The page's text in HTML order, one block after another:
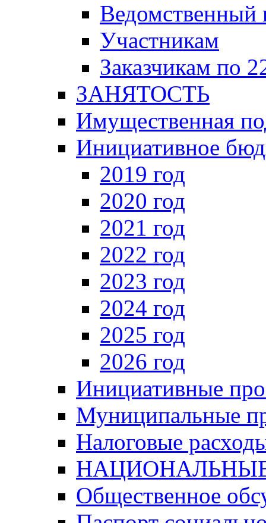
Ведомственный
Участникам
Заказчикам по
ЗАНЯТОСТЬ
Имущественная
Инициативное
2019 год
2020 год
2021 год
2022 год
2023 год
2024 год
2025 год
2026 год
Инициативные
Муниципальные
Налоговые
Общественное